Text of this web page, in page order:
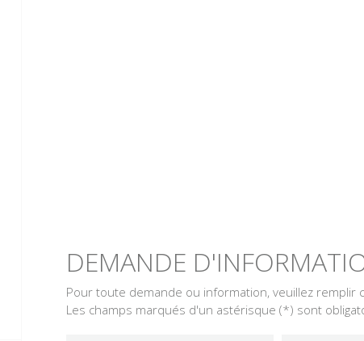
DEMANDE
Pour toute demande ou information, veuillez
Les champs marqués d'un astérisque (*) sont